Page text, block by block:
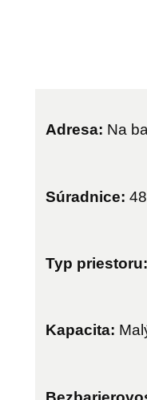
Adresa: Na
Súradnice:
Typ priestoru:
Kapacita: